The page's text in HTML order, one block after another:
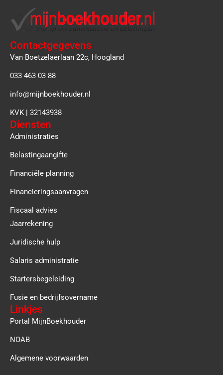
Contactgegevens
Van Boetzelaerlaan 22c, Hoogland
033 463 03 88
info@mijnboekhouder.nl
KVK | 32143938
Diensten
Administraties
Belastingaangifte
Financiële planning
Financieringsaanvragen
Fiscaal advies
Jaarrekening
Juridische hulp
Salaris administratie
Startersbegeleiding
Fusie en bedrijfsovername
Linkjes
Portal MijnBoekhouder
NOAB
Algemene voorwaarden